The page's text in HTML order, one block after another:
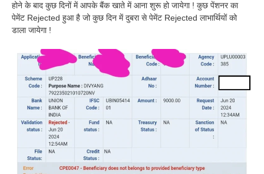
होने के बाद कुछ दिनों में आपके बैंक खाते में आना शुरू हो जायेगा ! कुछ पेंशनर का
पेमेंट Rejected हुआ है जो कुछ दिन में दुबरा से पेमेंट Rejected लाभार्थियों को
डाला जायेगा !